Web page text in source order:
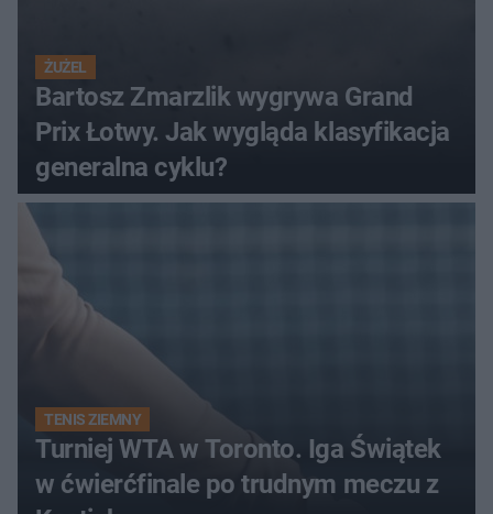
ŻUŻEL
Bartosz Zmarzlik wygrywa Grand
Prix Łotwy. Jak wygląda klasyfikacja
generalna cyklu?
TENIS ZIEMNY
Turniej WTA w Toronto. Iga Świątek
w ćwierćfinale po trudnym meczu z